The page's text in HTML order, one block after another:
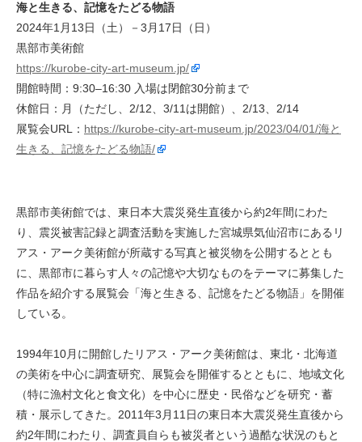
海と生きる、記憶をたどる物語
2024年1月13日（土）－3月17日（日）
黒部市美術館
https://kurobe-city-art-museum.jp/
開館時間：9:30–16:30 入場は閉館30分前まで
休館日：月（ただし、2/12、3/11は開館）、2/13、2/14
展覧会URL： https://kurobe-city-art-museum.jp/2023/04/01/海と
生きる、記憶をたどる物語/
黒部市美術館では、東日本大震災発生直後から約2年間にわた
り、震災被害記録と調査活動を実施した宮城県気仙沼市にあるリ
アス・アーク美術館が所蔵する写真と被災物を公開するととも
に、黒部市に暮らす人々の記憶や大切なものをテーマに募集した
作品を紹介する展覧会「海と生きる、記憶をたどる物語」を開催
している。
1994年10月に開館したリアス・アーク美術館は、東北・北海道
の美術を中心に調査研究、展覧会を開催するとともに、地域文化
（特に漁村文化と食文化）を中心に歴史・民俗などを研究・蓄
積・展示してきた。2011年3月11日の東日本大震災発生直後から
約2年間にわたり、調査員自らも被災者という過酷な状況のもと